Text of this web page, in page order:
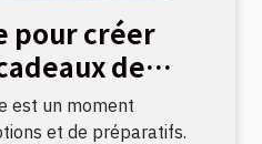
pour créer
de
est un moment
et de préparatifs.